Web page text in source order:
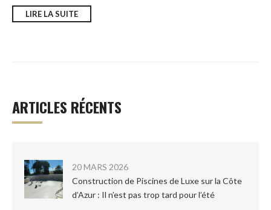
LIRE LA SUITE
ARTICLES RÉCENTS
20 MARS 2026
Construction de Piscines de Luxe sur la Côte
d’Azur : Il n’est pas trop tard pour l’été